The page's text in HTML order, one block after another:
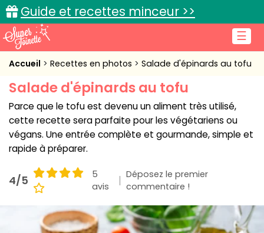
☰
Guide et recettes minceur >>
Accueil
Recettes de cuisine
Cuisine pratique
L'actu cuisine
Accueil Recettes en photos Salade d'épinards au tofu
Salade d'épinards au tofu
Parce que le tofu est devenu un aliment très utilisé,
cette recette sera parfaite pour les végétariens ou
végans. Une entrée complète et gourmande, simple et
rapide à préparer.
4/5
5
avis
Déposez le premier
commentaire !